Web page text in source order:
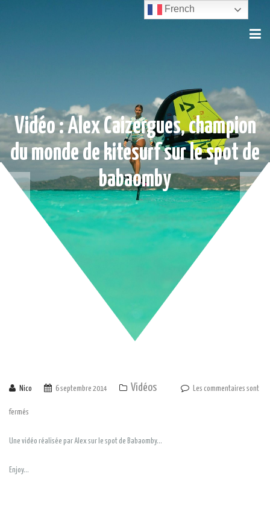
Vidéo : Alex Caizergues, champion
du monde de kitesurf sur le spot de
babaomby
Nico 6 septembre 2014 Vidéos Les commentaires sont
fermés
Une vidéo réalisée par Alex sur le spot de Babaomby…
Enjoy…
French